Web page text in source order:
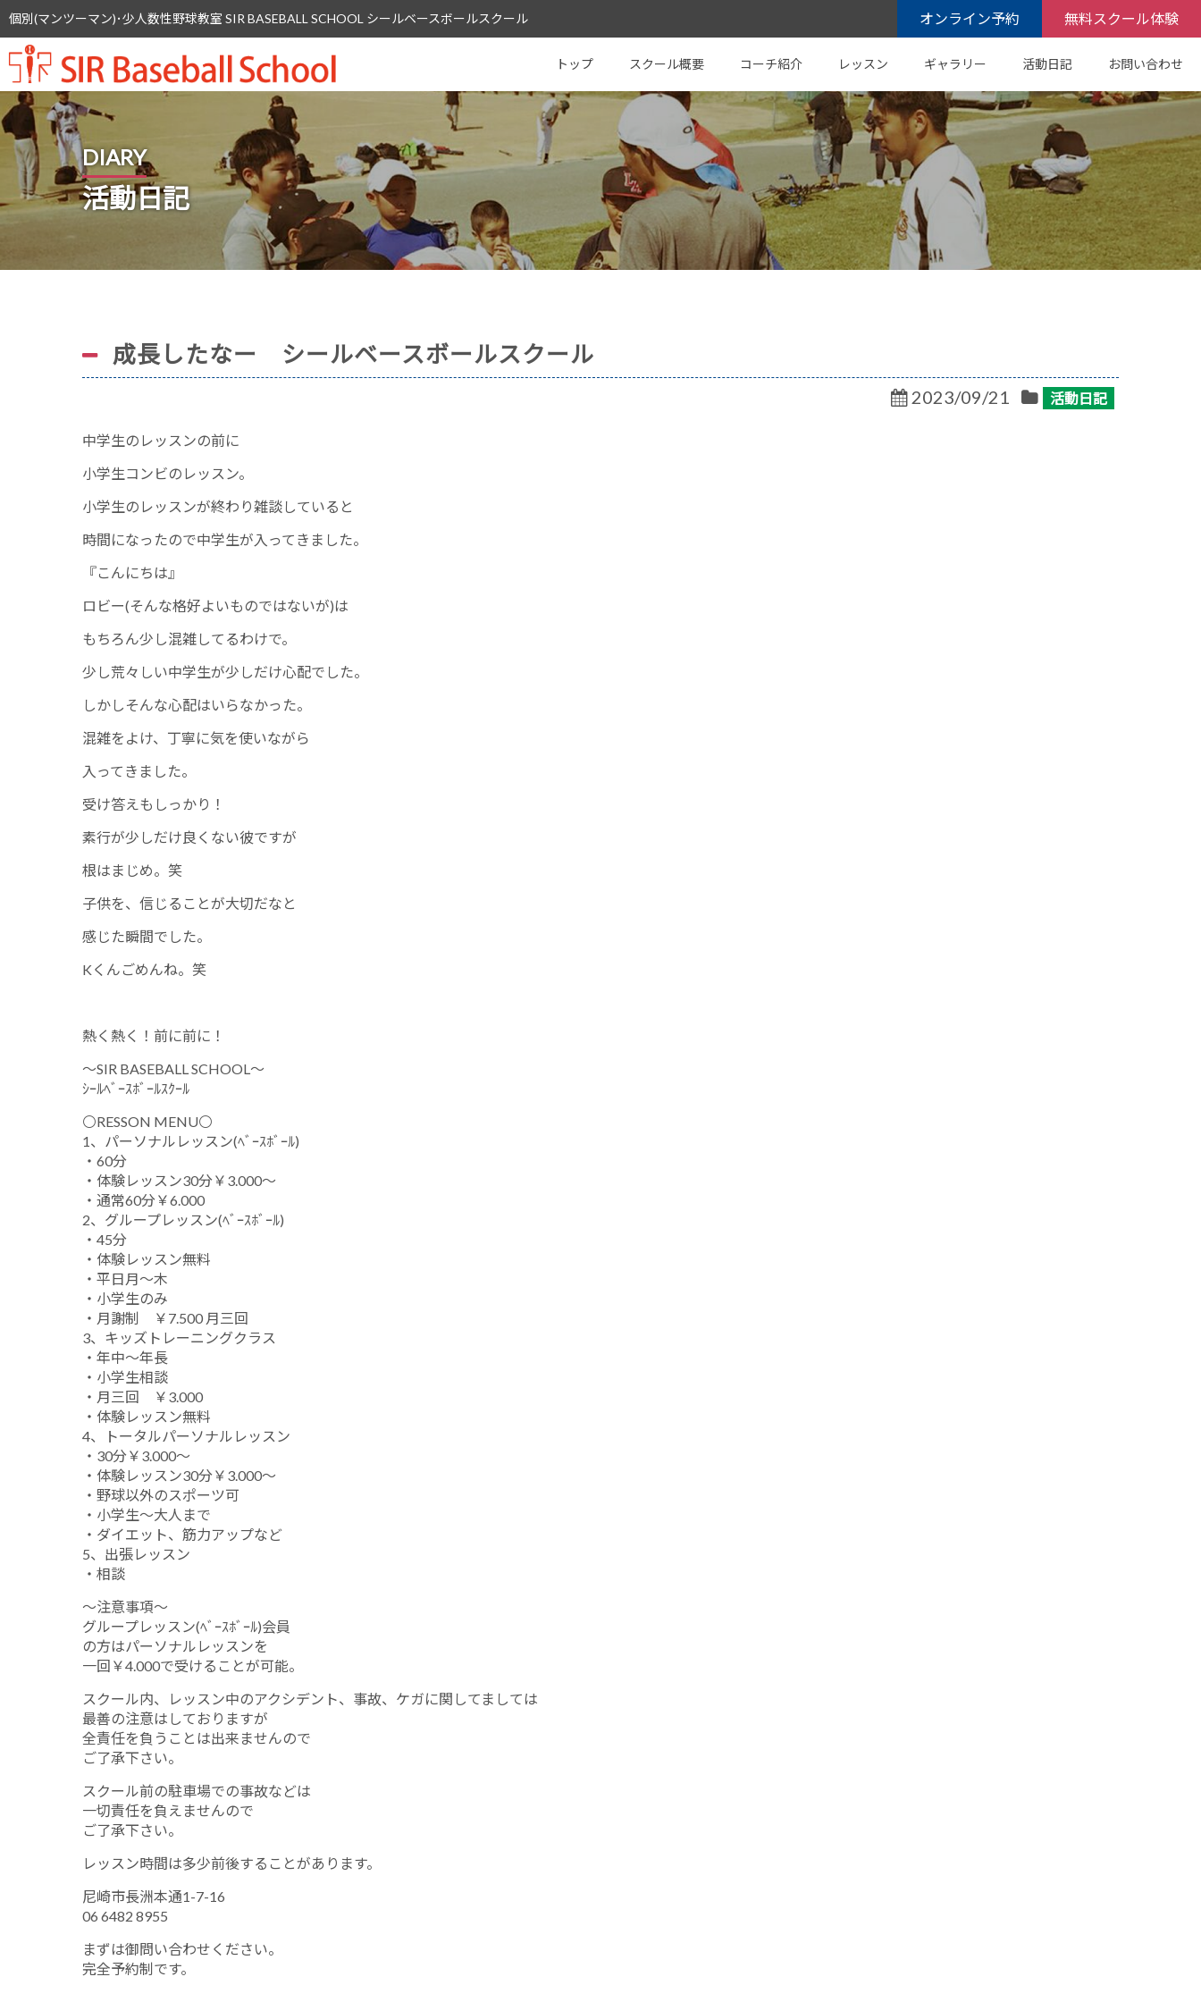
オンライン予約 無料スクール体験
個別(マンツーマン)･少人数性野球教室 SIR BASEBALL SCHOOL シールベースボールスクール
SIR Baseball School
トップ スクール概要 コーチ紹介 レッスン ギャラリー 活動日記 お問い合わせ
DIARY
活動日記
成長したなー シールベースボールスクール
2023/09/21 活動日記
中学生のレッスンの前に
小学生コンビのレッスン。
小学生のレッスンが終わり雑談していると
時間になったので中学生が入ってきました。
『こんにちは』
ロビー(そんな格好よいものではないが)は
もちろん少し混雑してるわけで。
少し荒々しい中学生が少しだけ心配でした。
しかしそんな心配はいらなかった。
混雑をよけ、丁寧に気を使いながら
入ってきました。
受け答えもしっかり！
素行が少しだけ良くない彼ですが
根はまじめ。笑
子供を、信じることが大切だなと
感じた瞬間でした。
Kくんごめんね。笑
熱く熱く！前に前に！
～SIR BASEBALL SCHOOL～
ｼｰﾙﾍﾞｰｽﾎﾞｰﾙｽｸｰﾙ
⚪RESSON MENU⚪
1、パーソナルレッスン(ﾍﾞｰｽﾎﾞｰﾙ)
・60分
・体験レッスン30分￥3.000～
・通常60分￥6.000
2、グループレッスン(ﾍﾞｰｽﾎﾞｰﾙ)
・45分
・体験レッスン無料
・平日月～木
・小学生のみ
・月謝制 ￥7.500 月三回
3、キッズトレーニングクラス
・年中～年長
・小学生相談
・月三回 ￥3.000
・体験レッスン無料
4、トータルパーソナルレッスン
・30分￥3.000～
・体験レッスン30分￥3.000～
・野球以外のスポーツ可
・小学生～大人まで
・ダイエット、筋力アップなど
5、出張レッスン
・相談
～注意事項～
グループレッスン(ﾍﾞｰｽﾎﾞｰﾙ)会員
の方はパーソナルレッスンを
一回￥4.000で受けることが可能。
スクール内、レッスン中のアクシデント、事故、ケガに関してましては
最善の注意はしておりますが
全責任を負うことは出来ませんので
ご了承下さい。
スクール前の駐車場での事故などは
一切責任を負えませんので
ご了承下さい。
レッスン時間は多少前後することがあります。
尼崎市長洲本通1-7-16
06 6482 8955
まずは御問い合わせください。
完全予約制です。